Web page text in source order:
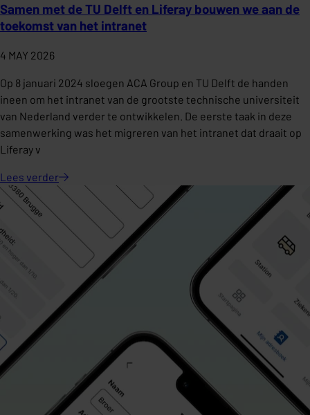
Samen met de TU Delft en Liferay bouwen we aan de
toekomst van het intranet
4 MAY 2026
Op 8 januari 2024 sloegen ACA Group en TU Delft de handen
ineen om het intranet van de grootste technische universiteit
van Nederland verder te ontwikkelen. De eerste taak in deze
samenwerking was het migreren van het intranet dat draait op
Liferay v
Lees verder